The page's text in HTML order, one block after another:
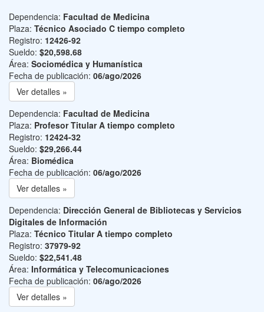
Dependencia: Facultad de Medicina
Plaza: Técnico Asociado C tiempo completo
Registro: 12426-92
Sueldo: $20,598.68
Área: Sociomédica y Humanística
Fecha de publicación: 06/ago/2026
Ver detalles »
Dependencia: Facultad de Medicina
Plaza: Profesor Titular A tiempo completo
Registro: 12424-32
Sueldo: $29,266.44
Área: Biomédica
Fecha de publicación: 06/ago/2026
Ver detalles »
Dependencia: Dirección General de Bibliotecas y Servicios
Digitales de Información
Plaza: Técnico Titular A tiempo completo
Registro: 37979-92
Sueldo: $22,541.48
Área: Informática y Telecomunicaciones
Fecha de publicación: 06/ago/2026
Ver detalles »